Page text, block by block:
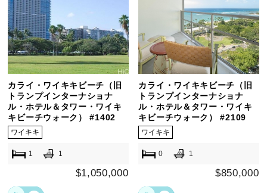
カライ・ワイキキビーチ（旧
トランプインターナショナ
ル・ホテル＆タワー・ワイキ
キビーチウォーク） #1402
ワイキキ
1 1
$1,050,000
カライ・ワイキキビーチ（旧
トランプインターナショナ
ル・ホテル＆タワー・ワイキ
キビーチウォーク） #2109
ワイキキ
0 1
$850,000